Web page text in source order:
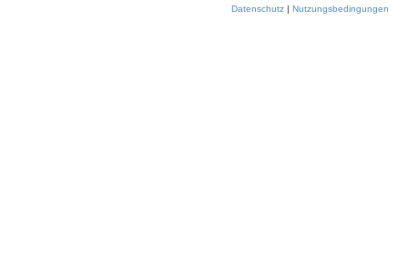
Datenschutz | Nutzungsbedingungen